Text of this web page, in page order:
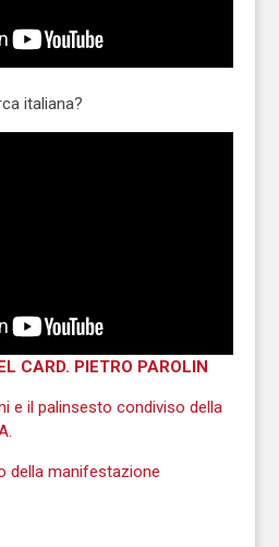
italiana?
CARD. PIETRO PAROLIN
e il palinsesto condiviso della
della manifestazione